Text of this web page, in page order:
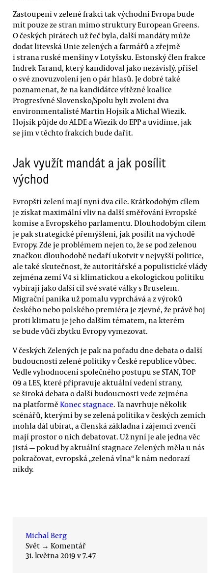
Zastoupení v zelené frakci tak východní Evropa bude
mít pouze ze stran mimo struktury European Greens.
O českých pirátech už řeč byla, další mandáty může
dodat litevská Unie zelených a farmářů a zřejmě
i strana ruské menšiny v Lotyšsku. Estonský člen frakce
Indrek Tarand, který kandidoval jako nezávislý, přišel
o své znovuzvolení jen o pár hlasů. Je dobré také
poznamenat, že na kandidátce vítězné koalice
Progresívné Slovensko/Spolu byli zvoleni dva
environmentalisté Martin Hojsík a Michal Wiezik.
Hojsík půjde do ALDE a Wiezik do EPP a uvidíme, jak
se jim v těchto frakcích bude dařit.
Jak využít mandát a jak posílit
východ
Evropští zelení mají nyní dva cíle. Krátkodobým cílem
je získat maximální vliv na další směřování Evropské
komise a Evropského parlamentu. Dlouhodobým cílem
je pak strategické přemýšlení, jak posílit na východě
Evropy. Zde je problémem nejen to, že se pod zelenou
značkou dlouhodobě nedaří ukotvit v nejvyšší politice,
ale také skutečnost, že autoritářské a populistické vlády
zejména zemí V4 si klimatickou a ekologickou politiku
vybírají jako další cíl své svaté války s Bruselem.
Migrační panika už pomalu vyprchává a z výroků
českého nebo polského premiéra je zjevné, že právě boj
proti klimatu je jeho dalším tématem, na kterém
se bude vůči zbytku Evropy vymezovat.
V českých Zelených je pak na pořadu dne debata o další
budoucnosti zelené politiky v České republice vůbec.
Vedle vyhodnocení společného postupu se STAN, TOP
09 a LES, které připravuje aktuální vedení strany,
se široká debata o další budoucnosti vede zejména
na platformě Konec stagnace. Ta navrhuje několik
scénářů, kterými by se zelená politika v českých zemích
mohla dál ubírat, a členská základna i zájemci zvenčí
mají prostor o nich debatovat. Už nyní je ale jedna věc
jistá — pokud by aktuální stagnace Zelených měla u nás
pokračovat, evropská „zelená vlna“ k nám nedorazí
nikdy.
Michal Berg
Svět → Komentář
31. května 2019 v 7.47